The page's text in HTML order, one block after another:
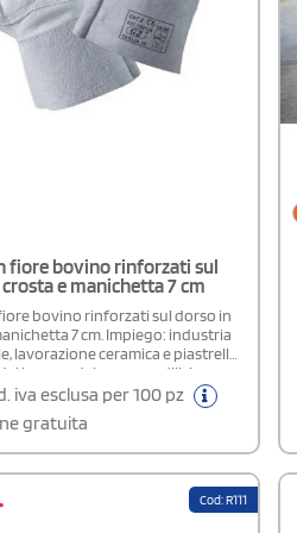
fiore bovino rinforzati sul
e manichetta 7 cm
bovino rinforzati sul dorso in
7 cm. Impiego: industria
lavorazione ceramica e piastrelle,
legno e del marmo, edilizia,
manutenzione, facchinaggio.
iva esclusa per 100 pz
gratuita
Cod: R111